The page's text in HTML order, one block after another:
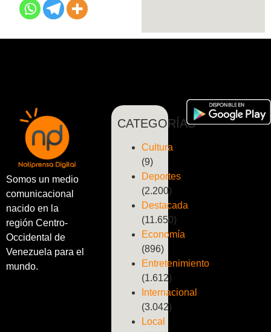
Somos un medio
comunicacional
nacido en la
región Centro-
Occidental de
Venezuela para el
mundo.
CATEGORÍAS
Cultura
(9)
Deportes
(2.200)
Destacada
(11.650)
Economía
(896)
Entretenimiento
(1.612)
Internacional
(3.042)
Local